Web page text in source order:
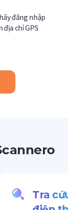
đăng nhập
địa chỉ GPS
Tra